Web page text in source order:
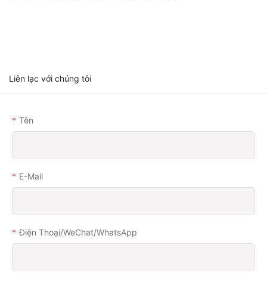
Liên lạc với chúng tôi
Tên
E-Mail
Điện Thoại/WeChat/WhatsApp